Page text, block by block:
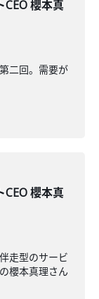
櫻本真
二回。需要が
櫻本真
走型のサービ
櫻本真理さん